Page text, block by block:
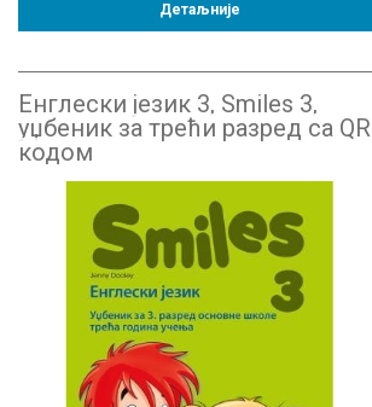
Детаљније
Енглески језик 3, Smiles 3,
уџбеник за трећи разред са QR
кодом